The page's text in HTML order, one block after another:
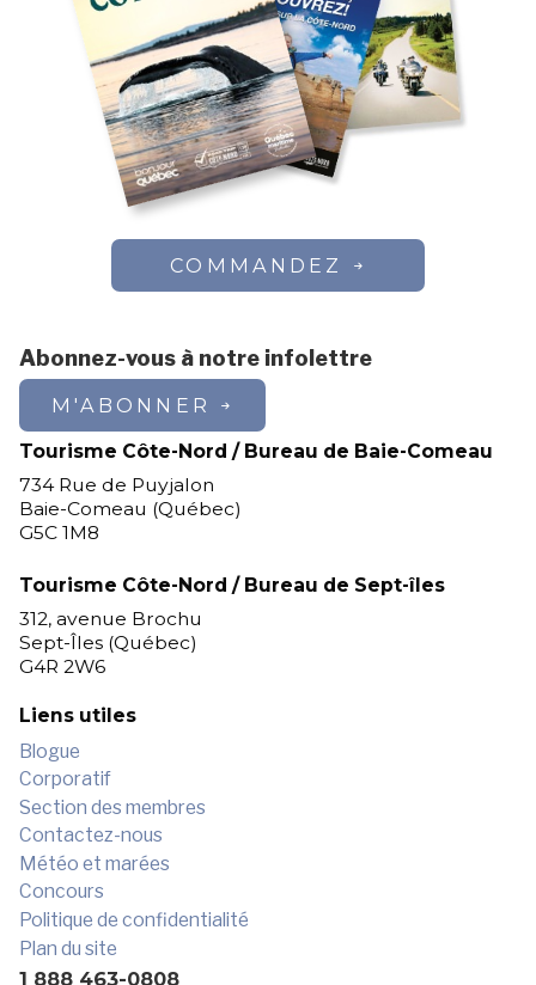
COMMANDEZ
Abonnez-vous à notre infolettre
M'ABONNER
Tourisme Côte-Nord / Bureau de Baie-Comeau
734 Rue de Puyjalon
Baie-Comeau (Québec)
G5C 1M8
Tourisme Côte-Nord / Bureau de Sept-îles
312, avenue Brochu
Sept-Îles (Québec)
G4R 2W6
Liens utiles
Blogue
Corporatif
Section des membres
Contactez-nous
Météo et marées
Concours
Politique de confidentialité
Plan du site
1 888 463-0808